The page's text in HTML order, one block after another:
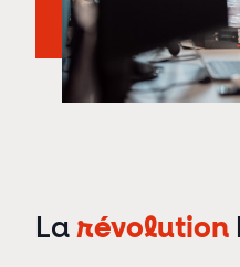
La révolution